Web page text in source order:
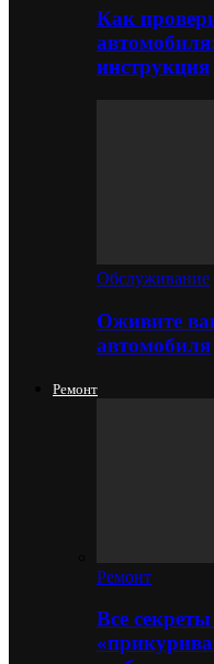
Как
инструкция
Обслуживание
Оживите
автомобиля
Ремонт
Ремонт
Все